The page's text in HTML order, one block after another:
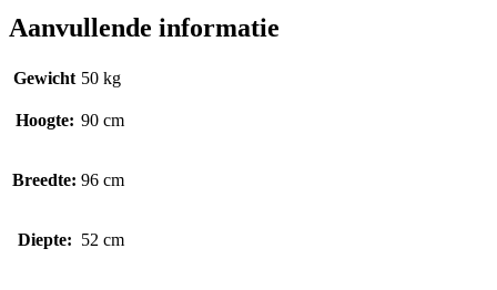
Aanvullende informatie
Gewicht 50 kg
Hoogte: 90 cm
Breedte: 96 cm
Diepte: 52 cm